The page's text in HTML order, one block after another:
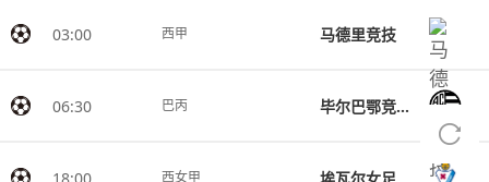
03:00 西甲 马德里竞技
06:30 巴丙 毕尔巴鄂竞技MG
18:00 西女甲 埃瓦尔女足